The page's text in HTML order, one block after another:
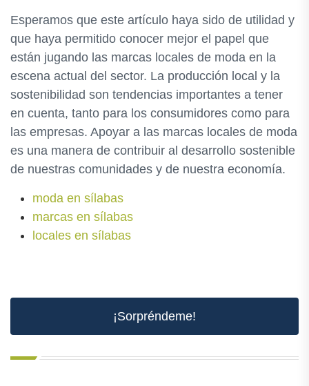
Esperamos que este artículo haya sido de utilidad y
que haya permitido conocer mejor el papel que
están jugando las marcas locales de moda en la
escena actual del sector. La producción local y la
sostenibilidad son tendencias importantes a tener
en cuenta, tanto para los consumidores como para
las empresas. Apoyar a las marcas locales de moda
es una manera de contribuir al desarrollo sostenible
de nuestras comunidades y de nuestra economía.
moda en sílabas
marcas en sílabas
locales en sílabas
¡Sorpréndeme!